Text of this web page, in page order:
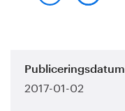
Publiceringsdatum
2017-01-02